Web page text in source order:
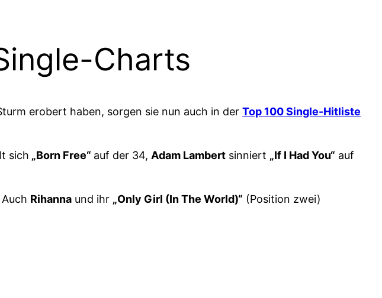
Charts
erobert haben, sorgen sie nun auch in der Top 100 Single-Hitliste
sich „Born Free“ auf der 34, Adam Lambert sinniert „If I Had You“ auf
Auch Rihanna und ihr „Only Girl (In The World)“ (Position zwei)